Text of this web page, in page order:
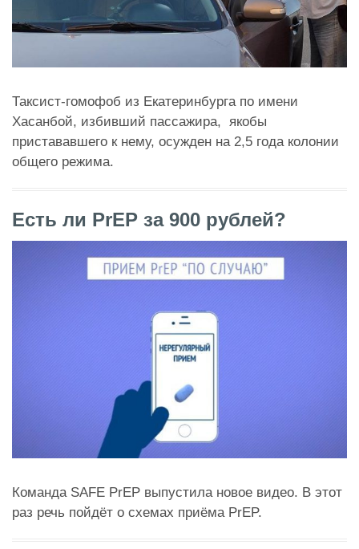
Таксист-гомофоб из Екатеринбурга по имени
Хасанбой, избивший пассажира, якобы
пристававшего к нему, осужден на 2,5 года колонии
общего режима.
Есть ли PrEP за 900 рублей?
Команда SAFE PrEP выпустила новое видео. В этот
раз речь пойдёт о схемах приёма PrEP.